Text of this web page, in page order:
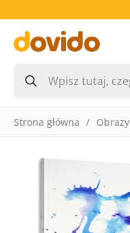
Strona główna Obrazy